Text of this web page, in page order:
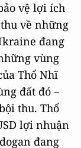
vệ lợi ích
về những
đang
vùng
Thổ Nhĩ
đất đó –
thu. Thổ
lợi nhuận
đang